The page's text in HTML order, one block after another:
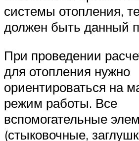
системы отопления,
должен быть данный
При проведении
для отопления нужно
ориентироваться на
режим работы. Все
вспомогательные
(стыковочные,